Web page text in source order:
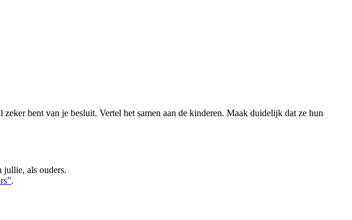
bent van je besluit. Vertel het samen aan de kinderen. Maak duidelijk dat ze hun
jullie, als ouders.
.